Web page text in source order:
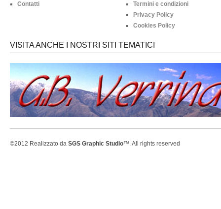
Contatti
Termini e condizioni
Privacy Policy
Cookies Policy
VISITA ANCHE I NOSTRI SITI TEMATICI
©2012 Realizzato da SGS Graphic Studio™. All rights reserved